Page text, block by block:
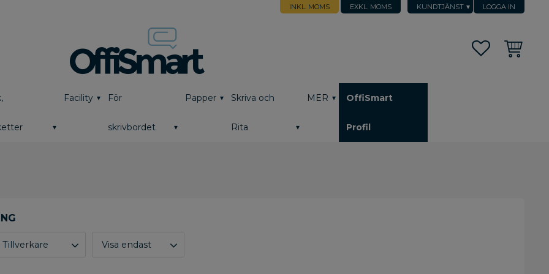
KUNDTJÄNST LOGGA IN
INKL. MOMS EXKL. MOMS
FavoriterKundvagn
Facility För
skrivbordet
Papper Skriva och
Rita
MER OffiSmart
Profil
Tillverkare Visa endast